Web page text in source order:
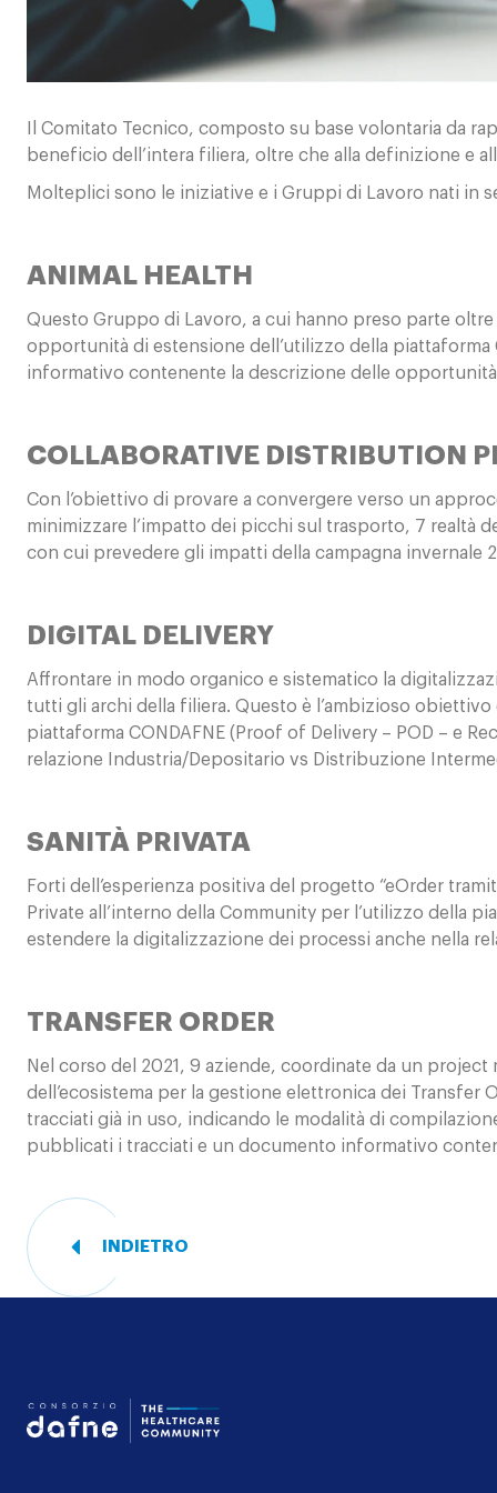
Contatti
nostri
progetti
nostri
Le
nostre
Il Comitato Tecnico, composto su base volontaria da
beneficio dell’intera filiera, oltre che alla definizione e
Molteplici sono le iniziative e i Gruppi di Lavoro nati in
ANIMAL HEALTH
Questo Gruppo di Lavoro, a cui hanno preso parte
opportunità di estensione dell’utilizzo della
informativo contenente la descrizione delle
COLLABORATIVE DISTRIBUTION
Con l’obiettivo di provare a convergere verso un
minimizzare l’impatto dei picchi sul trasporto, 7 realtà
con cui prevedere gli impatti della campagna invernale
DIGITAL DELIVERY
Affrontare in modo organico e sistematico la
tutti gli archi della filiera. Questo è l’ambizioso
piattaforma CONDAFNE (Proof of Delivery – POD – e
relazione Industria/Depositario vs Distribuzione
SANITÀ PRIVATA
Forti dell’esperienza positiva del progetto “eOrder
Private all’interno della Community per l’utilizzo della
estendere la digitalizzazione dei processi anche nella
TRANSFER ORDER
Nel corso del 2021, 9 aziende, coordinate da un
dell’ecosistema per la gestione elettronica dei Transfer
tracciati già in uso, indicando le modalità di
pubblicati i tracciati e un documento informativo
INDIETRO
Consorzio Dafne -